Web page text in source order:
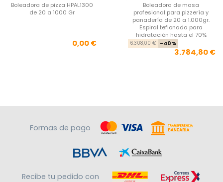
Boleadora de pizza HPAL1300
de 20 a 1000 Gr
Precio
0,00 €
Boleadora de masa
profesional para pizzería y
panadería de 20 a 1.000gr.
Espiral teflonada para
hidratación hasta el 70%
6.308,00 € -40%
3.784,80 €
Formas de pago
Recibe tu pedido con